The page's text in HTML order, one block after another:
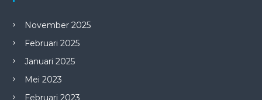
November 2025
Februari 2025
Januari 2025
Mei 2023
Februari 2023